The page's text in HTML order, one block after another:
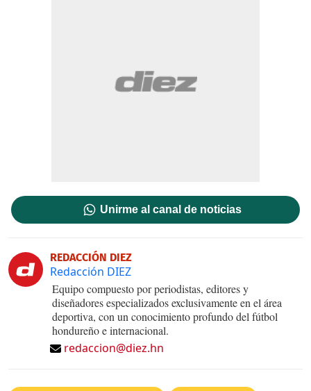
Unirme al canal de noticias
REDACCIÓN DIEZ
Redacción DIEZ
Equipo compuesto por periodistas, editores y
diseñadores especializados exclusivamente en el área
deportiva, con un conocimiento profundo del fútbol
hondureño e internacional.
redaccion@diez.hn